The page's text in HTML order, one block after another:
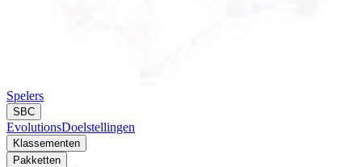
Spelers
SBC
EvolutionsDoelstellingen
Klassementen
Pakketten